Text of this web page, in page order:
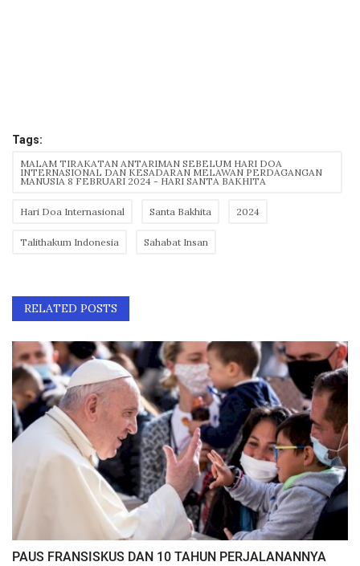
Tags:
MALAM TIRAKATAN ANTARIMAN SEBELUM HARI DOA
INTERNASIONAL DAN KESADARAN MELAWAN PERDAGANGAN
MANUSIA 8 FEBRUARI 2024 - HARI SANTA BAKHITA
Hari Doa Internasional Santa Bakhita 2024
Talithakum Indonesia Sahabat Insan
RELATED POSTS
PAUS FRANSISKUS DAN 10 TAHUN PERJALANANNYA